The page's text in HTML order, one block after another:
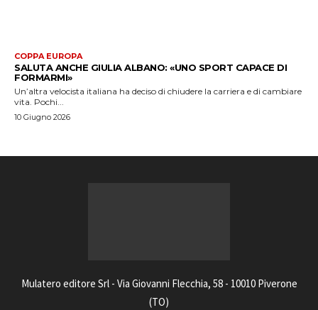
COPPA EUROPA
SALUTA ANCHE GIULIA ALBANO: «UNO SPORT CAPACE DI
FORMARMI»
Un’altra velocista italiana ha deciso di chiudere la carriera e di cambiare
vita. Pochi...
10 Giugno 2026
Mulatero editore Srl - Via Giovanni Flecchia, 58 - 10010 Piverone
(TO)